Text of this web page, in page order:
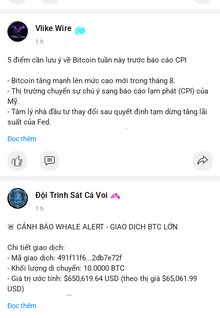
Vlike Wire
1 h
5 điểm cần lưu ý về Bitcoin tuần này trước báo cáo CPI
- Bitcoin tăng mạnh lên mức cao mới trong tháng 8.
- Thị trường chuyển sự chú ý sang báo cáo lạm phát (CPI) của
Mỹ.
- Tâm lý nhà đầu tư thay đổi sau quyết định tạm dừng tăng lãi
suất của Fed.
theo.
#bitcoin #btc #cryptonews
#vlikevn #titanbot
📰 Nguồn: Cointelegraph
Đọc thêm
Đội Trinh Sát Cá Voi
1 h
🚨 CẢNH BÁO WHALE ALERT - GIAO DỊCH BTC LỚN
Chi tiết giao dịch:
- Mã giao dịch: 491f11f6...2db7e72f
- Khối lượng di chuyển: 10.0000 BTC
- Giá trị ước tính: $650,619.64 USD (theo thị giá $65,061.99
USD)
- Thời gian: 11:20
Đọc thêm